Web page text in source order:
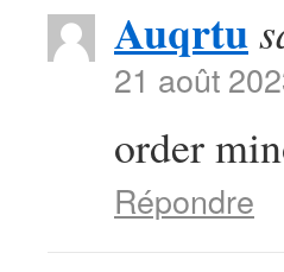
Auqrtu
21 août
order
Répondre